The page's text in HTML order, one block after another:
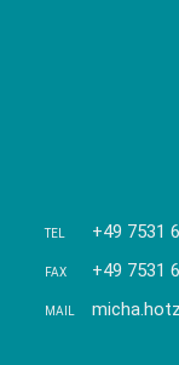
TEL +49 7531
FAX +49 7531
MAIL